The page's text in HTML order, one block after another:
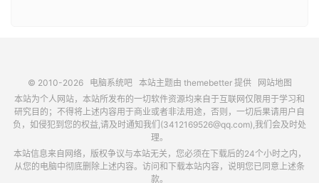
© 2010-2026 电脑系统吧本站主题由 themebetter提供
网站地图
本站为个人网站，本站所发布的一切软件资源均来自于互联网仅限用于学习和
研究目的；不得将上述内容用于商业或者非法用途，否则，一切后果请用户自
负，如侵犯到您的权益,请及时通知我们(3412169526@qq.com),我们会及时处
理。
本站信息来自网络，版权争议与本站无关，您必须在下载后的24个小时之内，
从您的电脑中彻底删除上述内容。访问和下载本站内容，说明您已同意上述条
款。